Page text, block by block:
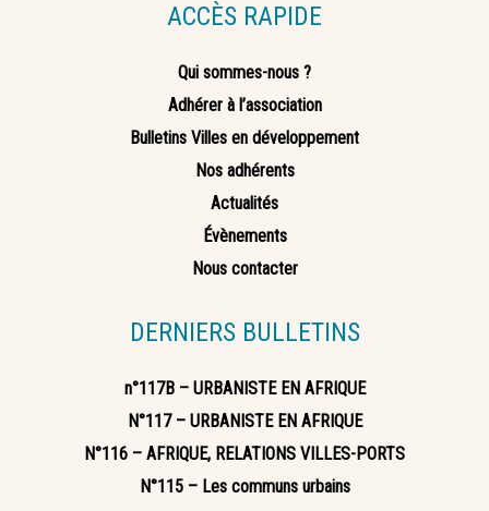
ACCÈS RAPIDE
Qui sommes-nous ?
Adhérer à l’association
Bulletins Villes en développement
Nos adhérents
Actualités
Évènements
Nous contacter
DERNIERS BULLETINS
n°117B – URBANISTE EN AFRIQUE
N°117 – URBANISTE EN AFRIQUE
N°116 – AFRIQUE, RELATIONS VILLES-PORTS
N°115 – Les communs urbains